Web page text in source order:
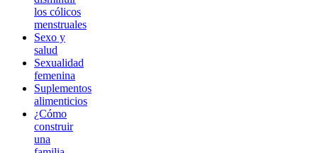
los cólicos
menstruales
Sexo y
salud
Sexualidad
femenina
Suplementos
alimenticios
¿Cómo
construir
una